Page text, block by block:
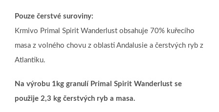
Pouze čerstvé suroviny:
Krmivo Primal Spirit Wanderlust obsahuje 70% kuřecího
masa z volného chovu z oblasti Andalusie a čerstvých ryb z
Atlantiku.
Na výrobu 1kg granulí Primal Spirit Wanderlust se
použije 2,3 kg čerstvých ryb a masa.